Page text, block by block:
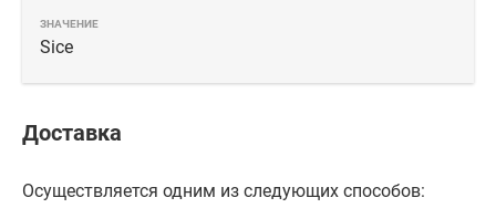
Sice
Доставка
Осуществляется одним из следующих способов: